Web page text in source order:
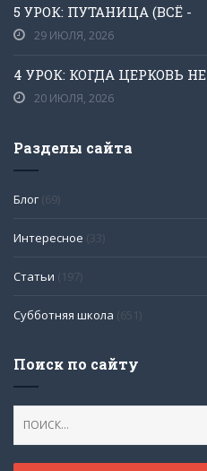
5 УРОК: ПУТАНИЦА (ВСЁ -
29 ИЮЛЯ, 2026
4 УРОК: КОГДА ЦЕРКОВЬ НЕ
20 ИЮЛЯ, 2026
Разделы сайта
Блог (69)
Интересное (33)
Статьи (197)
Субботняя школа (651)
Поиск по сайту